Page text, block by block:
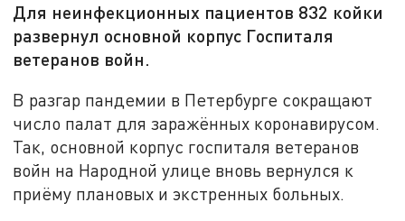
Для неинфекционных пациентов 832 койки
развернул основной корпус Госпиталя
ветеранов войн.
В разгар пандемии в Петербурге сокращают
число палат для заражённых коронавирусом.
Так, основной корпус госпиталя ветеранов
войн на Народной улице вновь вернулся к
приёму плановых и экстренных больных.